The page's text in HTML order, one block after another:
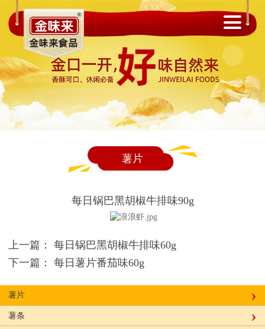
薯片
每日锅巴黑胡椒牛排味90g
上一篇：
每日锅巴黑胡椒牛排味60g
下一篇：
每日薯片番茄味60g
薯片
薯条